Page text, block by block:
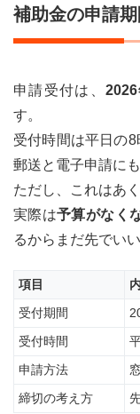
補助金の申請期
申請受付は、
す。
受付時間は平日の8
郵送と電子申請に
ただし、これはあ
実際は予算がなく
るからまだ先でい
項目
受付期間
受付時間
申請方法
締切の考え方